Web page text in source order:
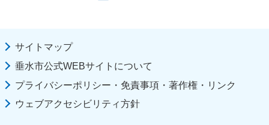
サイトマップ
垂水市公式WEBサイトについて
プライバシーポリシー・免責事項・著作権・リンク
ウェブアクセシビリティ方針